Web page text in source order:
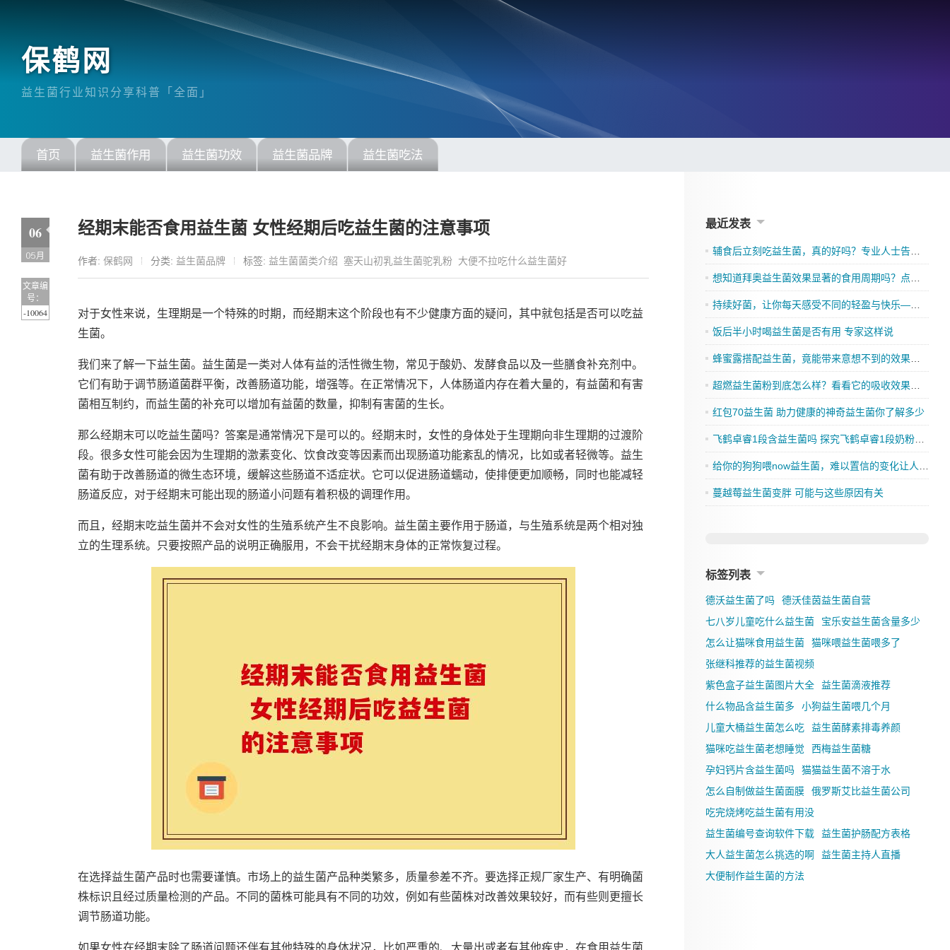
保鹤网
益生菌行业知识分享科普「全面」
首页 益生菌作用 益生菌功效 益生菌品牌 益生菌吃法
经期末能否食用益生菌 女性经期后吃益生菌的注意事项
作者: 保鹤网 分类: 益生菌品牌 标签: 益生菌菌类介绍 塞天山初乳益生菌驼乳粉 大便不拉吃什么益生菌好
对于女性来说，生理期是一个特殊的时期，而经期末这个阶段也有不少健康方面的疑问，其中就包括是否可以吃益
生菌。
我们来了解一下益生菌。益生菌是一类对人体有益的活性微生物，常见于酸奶、发酵食品以及一些膳食补充剂中。
它们有助于调节肠道菌群平衡，改善肠道功能，增强等。在正常情况下，人体肠道内存在着大量的，有益菌和有害
菌相互制约，而益生菌的补充可以增加有益菌的数量，抑制有害菌的生长。
那么经期末可以吃益生菌吗？答案是通常情况下是可以的。经期末时，女性的身体处于生理期向非生理期的过渡阶
段。很多女性可能会因为生理期的激素变化、饮食改变等因素而出现肠道功能紊乱的情况，比如或者轻微等。益生
菌有助于改善肠道的微生态环境，缓解这些肠道不适症状。它可以促进肠道蠕动，使排便更加顺畅，同时也能减轻
肠道反应，对于经期末可能出现的肠道小问题有着积极的调理作用。
而且，经期末吃益生菌并不会对女性的生殖系统产生不良影响。益生菌主要作用于肠道，与生殖系统是两个相对独
立的生理系统。只要按照产品的说明正确服用，不会干扰经期末身体的正常恢复过程。
在选择益生菌产品时也需要谨慎。市场上的益生菌产品种类繁多，质量参差不齐。要选择正规厂家生产、有明确菌
株标识且经过质量检测的产品。不同的菌株可能具有不同的功效，例如有些菌株对改善效果较好，而有些则更擅长
调节肠道功能。
如果女性在经期末除了肠道问题还伴有其他特殊的身体状况，比如严重的、大量出或者有其他疾史，在食用益生菌
06
05月
文章编
号：
-10064
最近发表
辅食后立刻吃益生菌，真的好吗？专业人士告诉你
想知道拜奥益生菌效果显著的食用周期吗？点击了解吧
持续好菌，让你每天感受不同的轻盈与快乐——格兰迪莱益生菌来袭”
饭后半小时喝益生菌是否有用 专家这样说
蜂蜜露搭配益生菌，竟能带来意想不到的效果，你还在等什么？
超燃益生菌粉到底怎么样？看看它的吸收效果如何
红包70益生菌 助力健康的神奇益生菌你了解多少
飞鹤卓睿1段含益生菌吗 探究飞鹤卓睿1段奶粉的成分是否有益生菌
给你的狗狗喂now益生菌，难以置信的变化让人刮目相看
蔓越莓益生菌变胖 可能与这些原因有关
标签列表
德沃益生菌了吗
德沃佳茵益生菌自营
七八岁儿童吃什么益生菌
宝乐安益生菌含量多少
怎么让猫咪食用益生菌
猫咪喂益生菌喂多了
张继科推荐的益生菌视频
紫色盒子益生菌图片大全
益生菌滴液推荐
什么物品含益生菌多
小狗益生菌喂几个月
儿童大桶益生菌怎么吃
益生菌酵素排毒养颜
猫咪吃益生菌老想睡觉
西梅益生菌糖
孕妇钙片含益生菌吗
猫猫益生菌不溶于水
怎么自制做益生菌面膜
俄罗斯艾比益生菌公司
吃完烧烤吃益生菌有用没
益生菌编号查询软件下载
益生菌护肠配方表格
大人益生菌怎么挑选的啊
益生菌主持人直播
大便制作益生菌的方法